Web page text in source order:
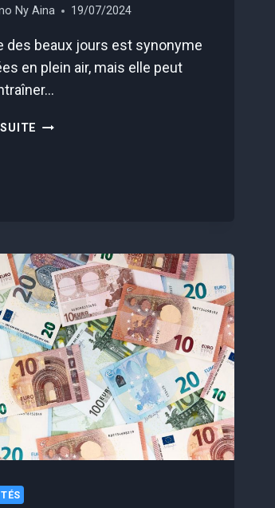
Ny Aina 19/07/2024
des beaux jours est synonyme
en plein air, mais elle peut
PLANTEZ
DITES
ADIEU
AUX
MOUSTIQUES
CET
ÉTÉ